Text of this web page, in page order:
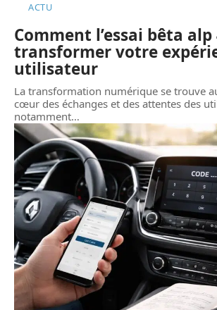
ACTU
Comment l’essai bêta
transformer votre
utilisateur
La transformation numérique se trouve
cœur des échanges et des attentes des
notamment…